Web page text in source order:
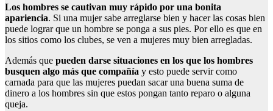
Los hombres se cautivan muy rápido por una bonita
apariencia. Si una mujer sabe arreglarse bien y hacer las cosas bien
puede lograr que un hombre se ponga a sus pies. Por ello es que en
los sitios como los clubes, se ven a mujeres muy bien arregladas.
Además que pueden darse situaciones en los que los hombres
busquen algo más que compañía y esto puede servir como
carnada para que las mujeres puedan sacar una buena suma de
dinero a los hombres sin que estos pongan tanto reparo o alguna
queja.